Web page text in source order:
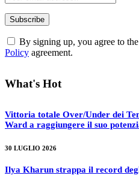
By signing up, you agree to
Policy agreement.
What's Hot
Vittoria totale Over/Under dei
Ward a raggiungere il suo
30 LUGLIO 2026
Ilya Kharun strappa il record